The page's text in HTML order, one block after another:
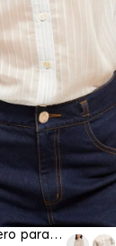
Bluson ml camisero para mujer